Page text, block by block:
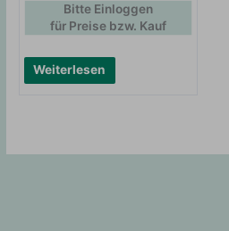
Weiterlesen
Bitte Einloggen
für Preise bzw. Kauf